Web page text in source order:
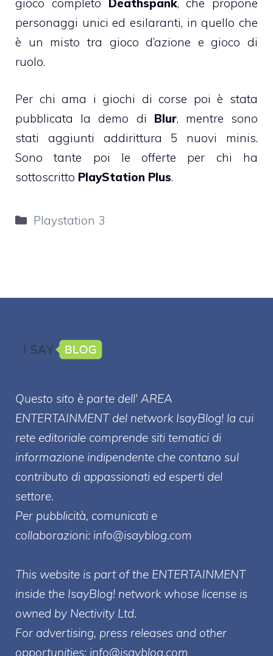
gioco completo Deathspank, che propone
personaggi unici ed esilaranti, in quello che
è un misto tra gioco d’azione e gioco di
ruolo.
Per chi ama i giochi di corse poi è stata
pubblicata la demo di Blur, mentre sono
stati aggiunti addirittura 5 nuovi minis.
Sono tante poi le offerte per chi ha
sottoscritto PlayStation Plus.
Categorie
Playstation 3
Questo sito è parte dell' AREA
ENTERTAINMENT del network IsayBlog! la cui
rete editoriale comprende siti tematici di
informazione indipendente che contano sul
contributo di appassionati ed esperti del
settore.
Per pubblicità, comunicati e
collaborazioni: info@isayblog.com
This website is part of the ENTERTAINMENT
inside the IsayBlog! network whose license is
owned by Nectivity Ltd.
For advertising, press releases and other
opportunities: info@isayblog.com